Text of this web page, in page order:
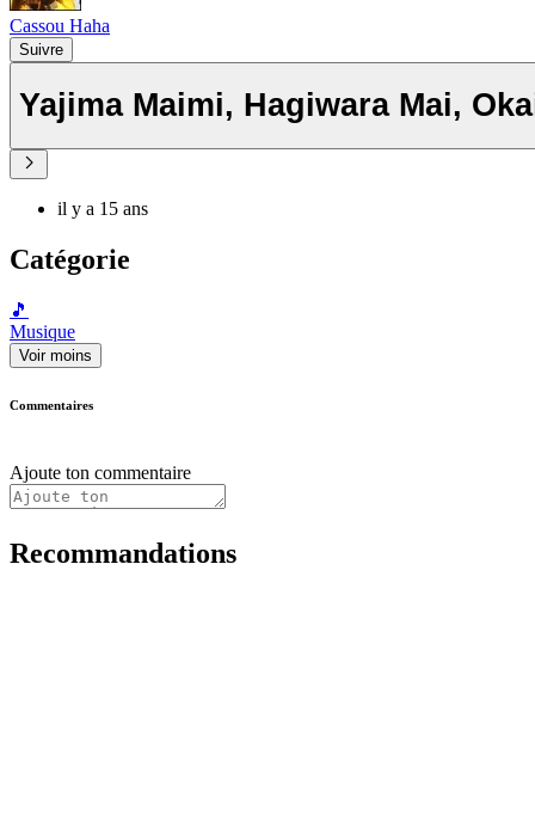
Cassou Haha
Suivre
Yajima Maimi, Hagiwara Mai,
il y a 15 ans
Catégorie
🎵
Musique
Voir moins
Commentaires
Ajoute ton commentaire
Recommandations